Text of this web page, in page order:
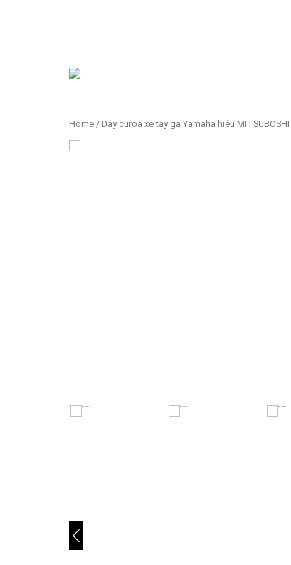
Home / Dây curoa xe tay ga Yamaha hiệu MITSUBOSHI